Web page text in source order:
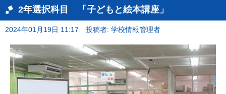
2年選択科目 「子どもと絵本講座」
2024年01月19日 11:17 投稿者: 学校情報管理者